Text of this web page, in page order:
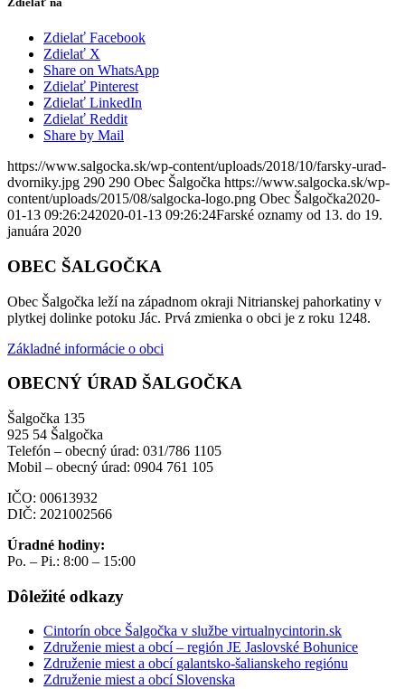
Zdielať Facebook
Zdielať X
Share on WhatsApp
Zdielať Pinterest
Zdielať LinkedIn
Zdielať Reddit
Share by Mail
https://www.salgocka.sk/wp-content/uploads/2018/10/farsky-urad-
dvorniky.jpg 290 290 Obec Šalgočka https://www.salgocka.sk/wp-
content/uploads/2015/08/salgocka-logo.png Obec Šalgočka2020-
01-13 09:26:242020-01-13 09:26:24Farské oznamy od 13. do 19.
januára 2020
OBEC ŠALGOČKA
Obec Šalgočka leží na západnom okraji Nitrianskej pahorkatiny v
plytkej dolinke potoku Jác. Prvá zmienka o obci je z roku 1248.
Základné informácie o obci
OBECNÝ ÚRAD ŠALGOČKA
Šalgočka 135
925 54 Šalgočka
Telefón – obecný úrad: 031/786 1105
Mobil – obecný úrad: 0904 761 105
IČO: 00613932
DIČ: 2021002566
Úradné hodiny:
Po. – Pi.: 8:00 – 15:00
Dôležité odkazy
Cintorín obce Šalgočka v službe virtualnycintorin.sk
Združenie miest a obcí – región JE Jaslovské Bohunice
Združenie miest a obcí galantsko-šalianskeho regiónu
Združenie miest a obcí Slovenska